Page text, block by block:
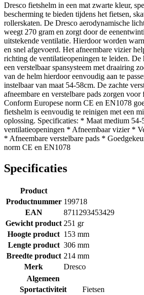
Dresco fietshelm in een mat zwarte kleur,
bescherming te bieden tijdens het fietsen,
rollerskaten. De Dresco aerodynamische
weegt 270 gram en zorgt door de
uitstekende ventilatie. Hierdoor worden
en snel afgevoerd. Het afneembare vizier
richting de ventilatieopeningen te leiden. De
een verstelbaar spansysteem met draairing
van de helm hierdoor eenvoudig aan te
instelbaar van maat 54-58cm. De zachte
afneembare en verstelbare pads zorgen
Conform Europese norm CE en EN1078
fietshelm is eenvoudig te reinigen met een
oplossing. Specificaties: * Maat medium 54-
ventilatieopeningen * Afneembaar vizier *
* Afneembare verstelbare pads *
norm CE en EN1078
Specificaties
Product
Productnummer 199718
EAN
8711293453429
Gewicht product 251 gr
Hoogte product 153 mm
Lengte product 306 mm
Breedte product 214 mm
Merk
Dresco
Algemeen
Sportactiviteit
Fietsen